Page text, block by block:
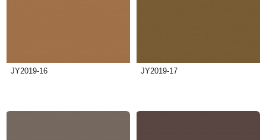
JY2019-16 JY2019-17